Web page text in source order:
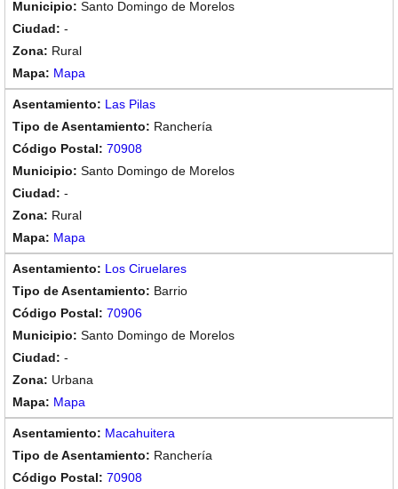
Santo Domingo de Morelos
-
Rural
Mapa
Las Pilas
Ranchería
70908
Santo Domingo de Morelos
-
Rural
Mapa
Los Ciruelares
Barrio
70906
Santo Domingo de Morelos
-
Urbana
Mapa
Macahuitera
Ranchería
70908